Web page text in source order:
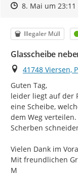
Zeitpunkt des
Zeitpunkt des
8. Mai um 23:11
Kategorie
Illegaler Müll
Glasscheibe
Ort
41748 Viersen,
Guten Tag,
leider liegt auf der
eine Scheibe,
dem Weg
Scherben
Vielen Dank im
Mit freundlichen
M